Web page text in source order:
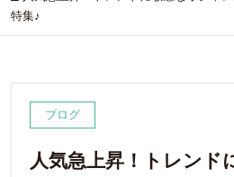
特集♪
ブログ
人気急上昇！トレンド